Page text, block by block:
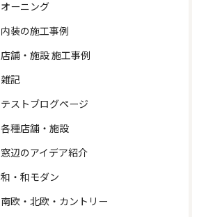
オーニング
内装の施工事例
店舗・施設 施工事例
雑記
テストブログページ
各種店舗・施設
窓辺のアイデア紹介
和・和モダン
南欧・北欧・カントリー